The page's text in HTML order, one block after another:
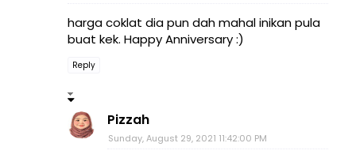
harga coklat dia pun dah mahal inikan pula
buat kek. Happy Anniversary :)
Reply
Pizzah
Sunday, August 29, 2021 11:42:00 PM